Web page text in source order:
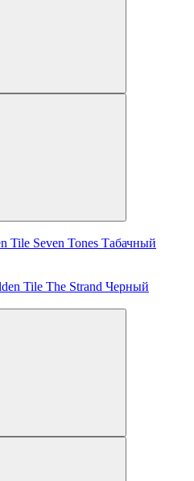
Tile Seven Tones Табачный